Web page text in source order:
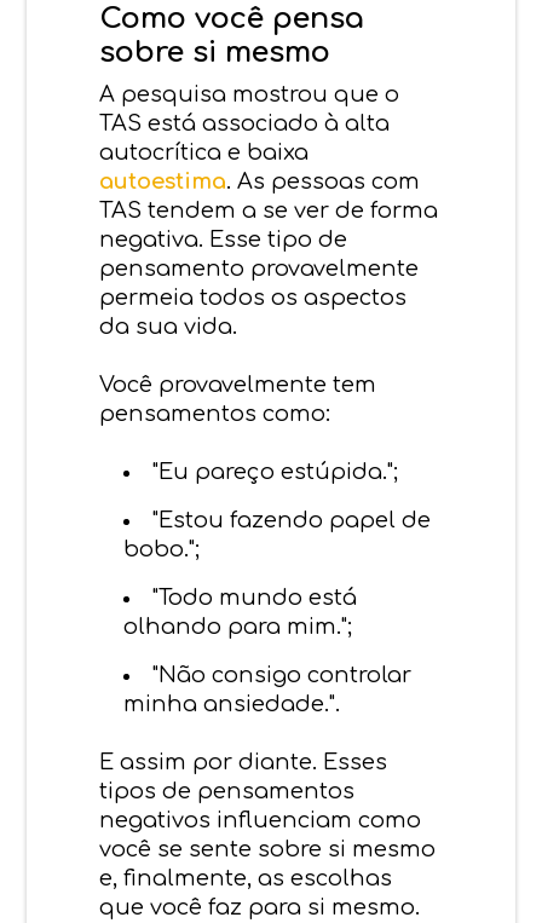
Como você pensa
sobre si mesmo
A pesquisa mostrou que o
TAS está associado à alta
autocrítica e baixa
autoestima. As pessoas com
TAS tendem a se ver de forma
negativa. Esse tipo de
pensamento provavelmente
permeia todos os aspectos
da sua vida.
Você provavelmente tem
pensamentos como:
"Eu pareço estúpida.";
"Estou fazendo papel de
bobo.";
"Todo mundo está
olhando para mim.";
"Não consigo controlar
minha ansiedade.".
E assim por diante. Esses
tipos de pensamentos
negativos influenciam como
você se sente sobre si mesmo
e, finalmente, as escolhas
que você faz para si mesmo.